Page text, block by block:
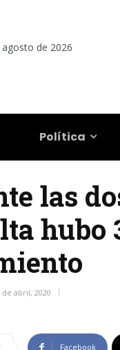
de 2026
Política
las
de abril, 2020
Facebook